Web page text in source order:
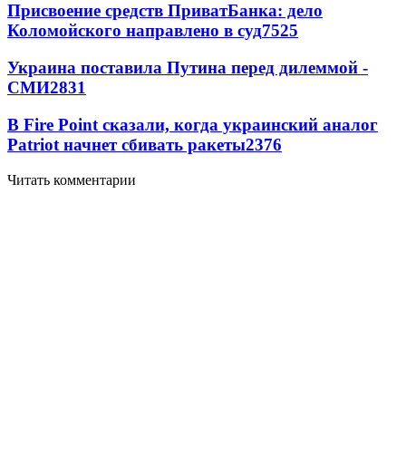
Присвоение средств ПриватБанка: дело
Коломойского направлено в суд7525
Украина поставила Путина перед дилеммой -
СМИ2831
В Fire Point сказали, когда украинский аналог
Patriot начнет сбивать ракеты2376
Читать комментарии